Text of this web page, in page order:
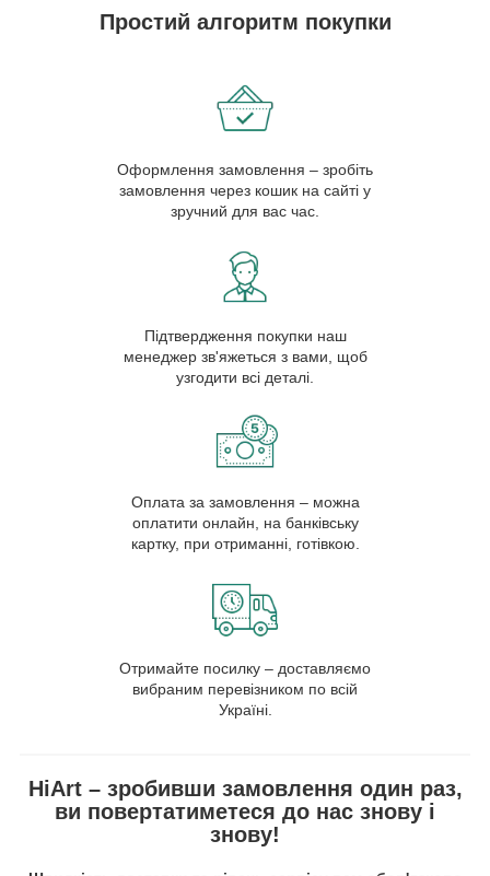
Простий алгоритм покупки
Оформлення замовлення – зробіть
замовлення через кошик на сайті у
зручний для вас час.
Підтвердження покупки наш
менеджер зв'яжеться з вами, щоб
узгодити всі деталі.
Оплата за замовлення – можна
оплатити онлайн, на банківську
картку, при отриманні, готівкою.
Отримайте посилку – доставляємо
вибраним перевізником по всій
Україні.
HiArt – зробивши замовлення один раз,
ви повертатиметеся до нас знову і
знову!